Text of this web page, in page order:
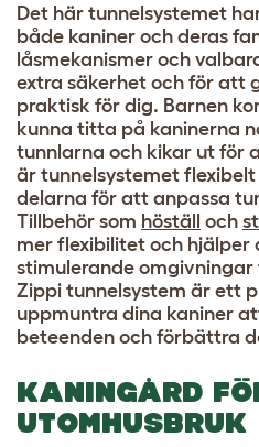
Det här tunnelsystemet
både kaniner och deras
låsmekanismer och
extra säkerhet och för att
praktisk för dig. Barnen
kunna titta på kaninerna
tunnlarna och kikar ut för
är tunnelsystemet
delarna för att anpassa
Tillbehör som höställ och
mer flexibilitet och hjälper
stimulerande omgivningar
Zippi tunnelsystem är ett
uppmuntra dina kaniner
beteenden och förbättra
KANINGÅRD
UTOMHUSBRUK